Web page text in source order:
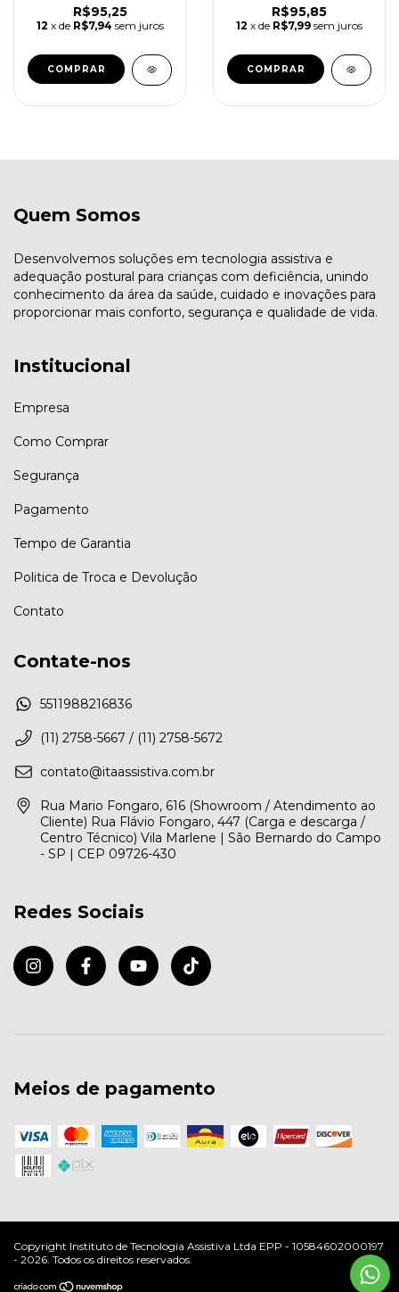
R$95,25
12 x de R$7,94 sem juros
R$95,85
12 x de R$7,99 sem juros
Quem Somos
Desenvolvemos soluções em tecnologia assistiva e
adequação postural para crianças com deficiência, unindo
conhecimento da área da saúde, cuidado e inovações para
proporcionar mais conforto, segurança e qualidade de vida.
Institucional
Empresa
Como Comprar
Segurança
Pagamento
Tempo de Garantia
Politica de Troca e Devolução
Contato
Contate-nos
5511988216836
(11) 2758-5667 / (11) 2758-5672
contato@itaassistiva.com.br
Rua Mario Fongaro, 616 (Showroom / Atendimento ao
Cliente) Rua Flávio Fongaro, 447 (Carga e descarga /
Centro Técnico) Vila Marlene | São Bernardo do Campo
- SP | CEP 09726-430
Redes Sociais
Meios de pagamento
Copyright Instituto de Tecnologia Assistiva Ltda EPP - 10584602000197
- 2026. Todos os direitos reservados.